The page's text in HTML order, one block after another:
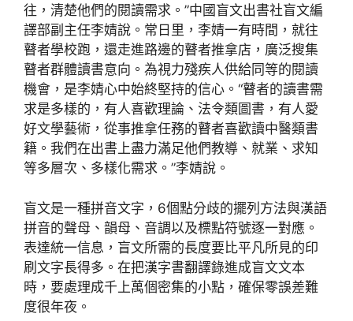
往，清楚他們的閱讀需求。”中國盲文出書社盲文編
譯部副主任李婧說。常日里，李婧一有時間，就往
瞽者學校跑，還走進路邊的瞽者推拿店，廣泛搜集
瞽者群體讀書意向。為視力殘疾人供給同等的閱讀
機會，是李婧心中始終堅持的信心。“瞽者的讀書需
求是多樣的，有人喜歡理論、法令類圖書，有人愛
好文學藝術，從事推拿任務的瞽者喜歡讀中醫類書
籍。我們在出書上盡力滿足他們教導、就業、求知
等多層次、多樣化需求。”李婧說。
盲文是一種拼音文字，6個點分歧的擺列方法與漢語
拼音的聲母、韻母、音調以及標點符號逐一對應。
表達統一信息，盲文所需的長度要比平凡所見的印
刷文字長得多。在把漢字書翻譯錄進成盲文文本
時，要處理成千上萬個密集的小點，確保零誤差難
度很年夜。